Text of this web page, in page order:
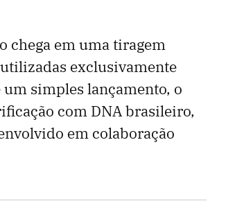
chega em uma tiragem
exclusivamente
simples lançamento, o
com DNA brasileiro,
em colaboração